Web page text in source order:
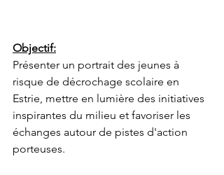
Objectif:
Présenter un portrait des jeunes à
risque de décrochage scolaire en
Estrie, mettre en lumière des initiatives
inspirantes du milieu et favoriser les
échanges autour de pistes d'action
porteuses.